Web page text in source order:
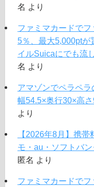
名 より
ファミマカードで
5％、最大5,000ptが
イルSuicaにでも流
名 より
アマゾンでペラペ
幅54.5×奥行30×高さ
より
【2026年8月】携
モ・au・ソフトバン
匿名 より
ファミマカードで